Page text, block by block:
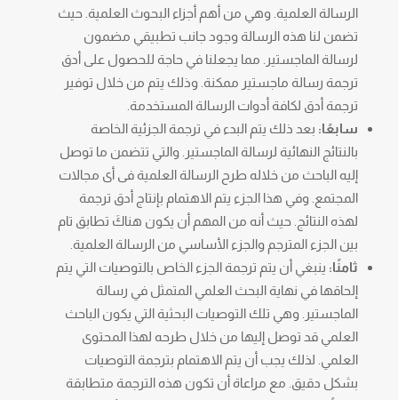
الرسالة العلمية. وهي من أهم أجزاء البحوث العلمية. حيث
تضمن لنا هذه الرسالة وجود جانب تطبيقي مضمون
لرسالة الماجستير. مما يجعلنا في حاجة للحصول على أدق
ترجمة رسالة ماجستير ممكنة. وذلك يتم من خلال توفير
ترجمة أدق لكافة أدوات الرسالة المستخدمة.
سابعًا: بعد ذلك يتم البدء في ترجمة الجزئية الخاصة
بالنتائج النهائية لرسالة الماجستير. والتي تتضمن ما توصل
إليه الباحث من خلاله طرح الرسالة العلمية فى أى مجالات
المجتمع. وفي هذا الجزء يتم الاهتمام بإنتاج أدق ترجمة
لهذه النتائج. حيث أنه من المهم أن يكون هناكَ تطابق تام
بين الجزء المترجم والجزء الأساسي من الرسالة العلمية.
ثامنًا: ينبغي أن يتم ترجمة الجزء الخاص بالتوصيات التي يتم
إلحاقها في نهاية البحث العلمي المتمثل في رسالة
الماجستير. وهي تلك التوصيات البحثية التي يكون الباحث
العلمي قد توصل إليها من خلال طرحه لهذا المحتوى
العلمي. لذلك يجب أن يتم الاهتمام بترجمة التوصيات
بشكل دقيق. مع مراعاة أن تكون هذه الترجمة متطابقة